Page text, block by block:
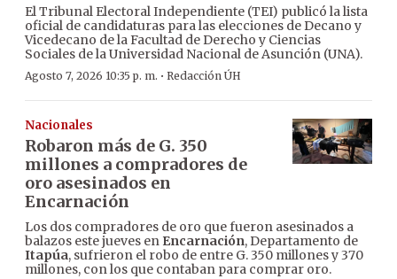
El Tribunal Electoral Independiente (TEI) publicó la lista
oficial de candidaturas para las elecciones de Decano y
Vicedecano de la Facultad de Derecho y Ciencias
Sociales de la Universidad Nacional de Asunción (UNA).
Agosto 7, 2026 10:35 p. m. · Redacción ÚH
Nacionales
Robaron más de G. 350
millones a compradores de
oro asesinados en
Encarnación
Los dos compradores de oro que fueron asesinados a
balazos este jueves en Encarnación, Departamento de
Itapúa, sufrieron el robo de entre G. 350 millones y 370
millones, con los que contaban para comprar oro.